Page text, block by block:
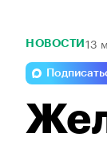
НОВОСТИ 13